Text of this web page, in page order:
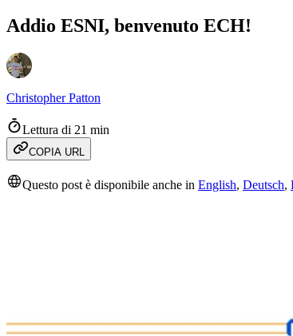
Addio ESNI, benvenuto ECH!
Christopher Patton
Lettura di 21 min
COPIA URL
Questo post è disponibile anche in English, Deutsch,